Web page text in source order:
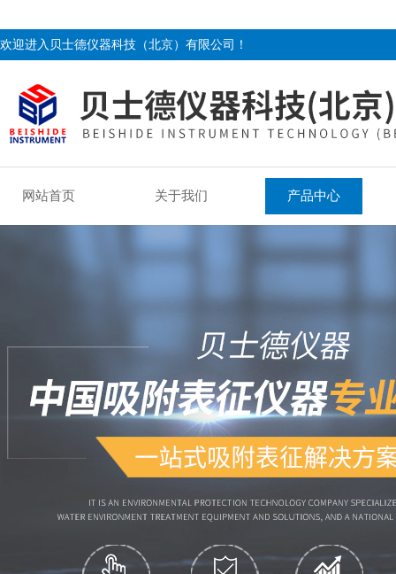
欢迎进入贝士德仪器科技（北京）有限公司！
网站首页 关于我们 产品中心